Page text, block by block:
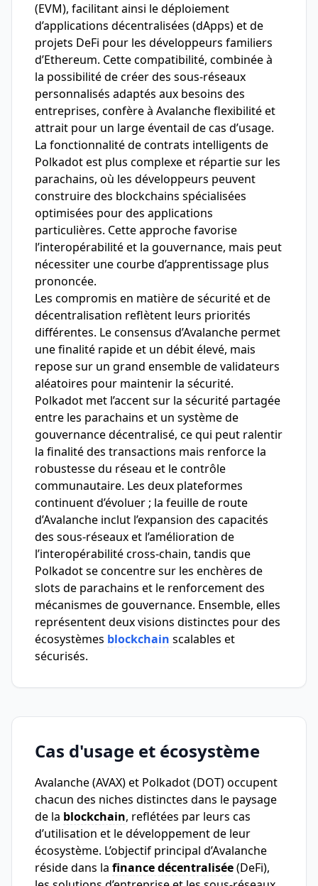
(EVM), facilitant ainsi le déploiement
d’applications décentralisées (dApps) et de
projets DeFi pour les développeurs familiers
d’Ethereum. Cette compatibilité, combinée à
la possibilité de créer des sous-réseaux
personnalisés adaptés aux besoins des
entreprises, confère à Avalanche flexibilité et
attrait pour un large éventail de cas d’usage.
La fonctionnalité de contrats intelligents de
Polkadot est plus complexe et répartie sur les
parachains, où les développeurs peuvent
construire des blockchains spécialisées
optimisées pour des applications
particulières. Cette approche favorise
l’interopérabilité et la gouvernance, mais peut
nécessiter une courbe d’apprentissage plus
prononcée.
Les compromis en matière de sécurité et de
décentralisation reflètent leurs priorités
différentes. Le consensus d’Avalanche permet
une finalité rapide et un débit élevé, mais
repose sur un grand ensemble de validateurs
aléatoires pour maintenir la sécurité.
Polkadot met l’accent sur la sécurité partagée
entre les parachains et un système de
gouvernance décentralisé, ce qui peut ralentir
la finalité des transactions mais renforce la
robustesse du réseau et le contrôle
communautaire. Les deux plateformes
continuent d’évoluer ; la feuille de route
d’Avalanche inclut l’expansion des capacités
des sous-réseaux et l’amélioration de
l’interopérabilité cross-chain, tandis que
Polkadot se concentre sur les enchères de
slots de parachains et le renforcement des
mécanismes de gouvernance. Ensemble, elles
représentent deux visions distinctes pour des
écosystèmes blockchain scalables et
sécurisés.
Cas d'usage et écosystème
Avalanche (AVAX) et Polkadot (DOT) occupent
chacun des niches distinctes dans le paysage
de la blockchain, reflétées par leurs cas
d’utilisation et le développement de leur
écosystème. L’objectif principal d’Avalanche
réside dans la finance décentralisée(DeFi),